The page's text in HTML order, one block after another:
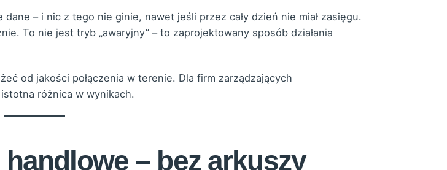
– i nic z tego nie ginie, nawet jeśli przez cały dzień nie miał zasięgu.
To nie jest tryb „awaryjny” – to zaprojektowany sposób działania
od jakości połączenia w terenie. Dla firm zarządzających
różnica w wynikach.
– bez arkuszy